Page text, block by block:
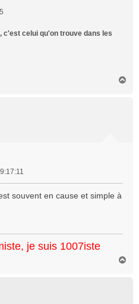
c'est celui qu'on trouve dans les
souvent en cause et simple à
je suis 1007iste